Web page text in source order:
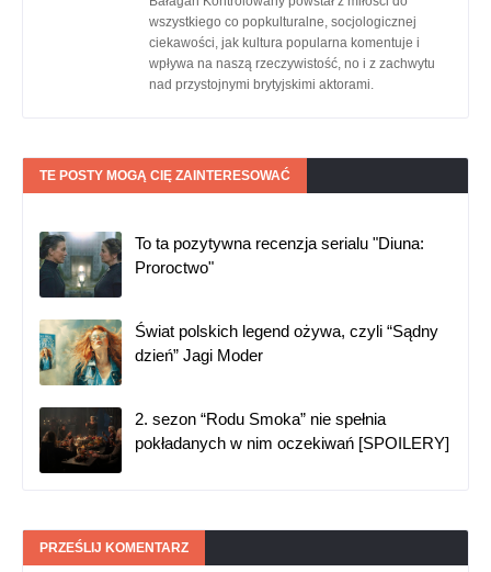
Bałagan Kontrolowany powstał z miłości do
wszystkiego co popkulturalne, socjologicznej
nad przystojnymi brytyjskimi aktorami.
TE POSTY MOGĄ CIĘ ZAINTERESOWAĆ
To ta pozytywna recenzja serialu "Diuna:
Proroctwo"